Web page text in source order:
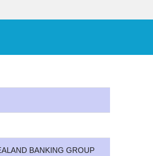
BANKING GROUP